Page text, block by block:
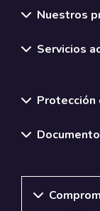
Nuestros
Servicios
Protección